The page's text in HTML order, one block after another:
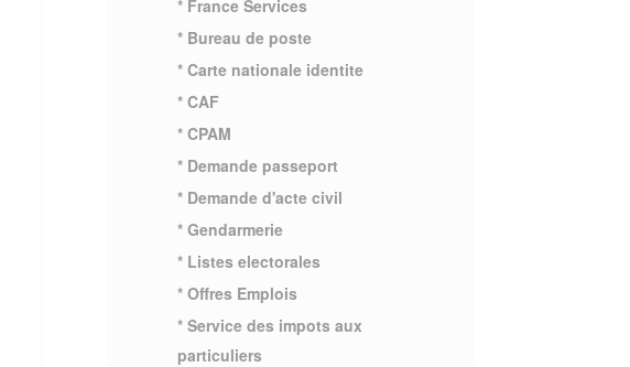
* France Services
* Bureau de poste
* Carte nationale identite
* CAF
* CPAM
* Demande passeport
* Demande d'acte civil
* Gendarmerie
* Listes electorales
* Offres Emplois
* Service des impots aux
particuliers